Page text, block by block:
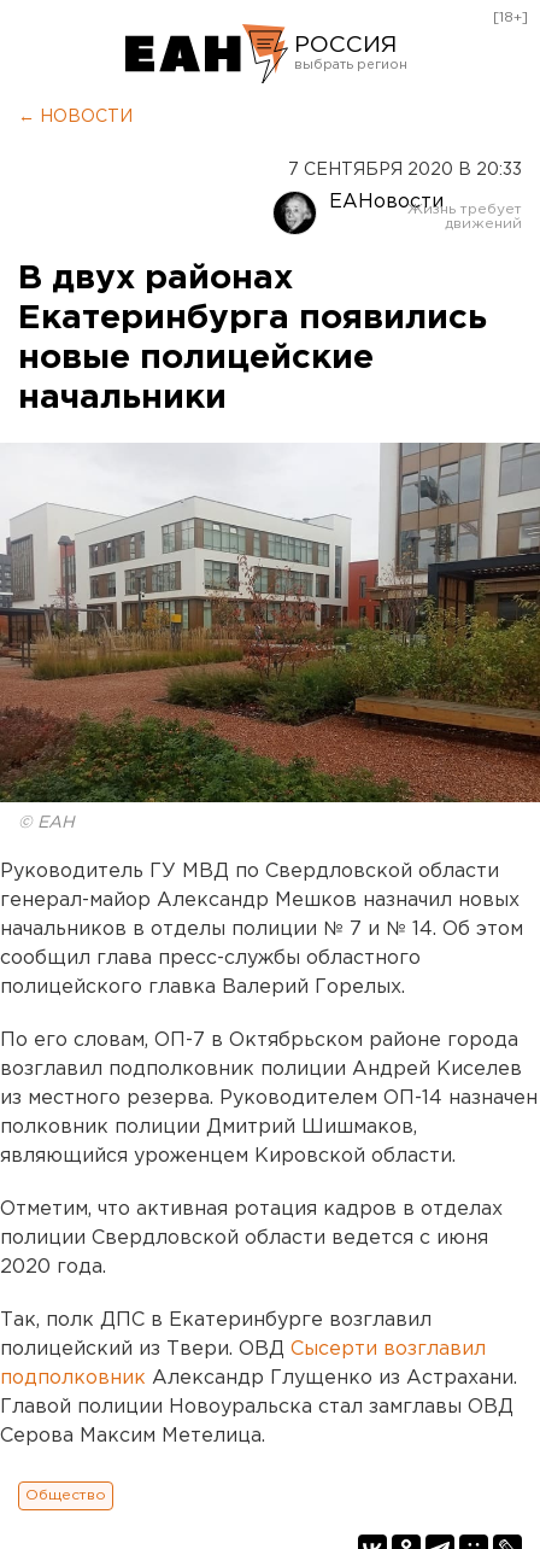
РОССИЯ
Оренбург
[18+]
← НОВОСТИ
7 СЕНТЯБРЯ 2020 В 20:33
ЕАНовости
В двух районах
Екатеринбурга появились
новые полицейские
начальники
© ЕАН
Руководитель ГУ МВД по Свердловской области
генерал-майор Александр Мешков назначил новых
начальников в отделы полиции № 7 и № 14. Об этом
сообщил глава пресс-службы областного
полицейского главка Валерий Горелых.
По его словам, ОП-7 в Октябрьском районе города
возглавил подполковник полиции Андрей Киселев
из местного резерва. Руководителем ОП-14 назначен
полковник полиции Дмитрий Шишмаков,
являющийся уроженцем Кировской области.
Отметим, что активная ротация кадров в отделах
полиции Свердловской области ведется с июня
2020 года.
Так, полк ДПС в Екатеринбурге возглавил
полицейский из Твери. ОВД Сысерти возглавил
подполковник Александр Глущенко из Астрахани.
Главой полиции Новоуральска стал замглавы ОВД
Серова Максим Метелица.
Общество